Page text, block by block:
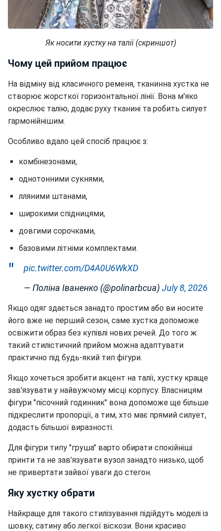
Як носити хустку на талії (скриншот)
Чому цей прийом працює
На відміну від класичного ременя, тканинна хустка не
створює жорсткої горизонтальної лінії. Вона м'яко
окреслює талію, додає руху тканині та робить силует
гармонійнішим.
Особливо вдало цей спосіб працює з:
комбінезонами,
однотонними сукнями,
лляними штанами,
широкими спідницями,
довгими сорочками,
базовими літніми комплектами.
pic.twitter.com/D4A0U6WkXD
— Поліна Іваненко (@polinarbcua) July 8, 2026
Якщо одяг здається занадто простим або ви носите
його вже не перший сезон, саме хустка допоможе
освіжити образ без купівлі нових речей. До того ж
такий стилістичний прийом можна адаптувати
практично під будь-який тип фігури.
Якщо хочеться зробити акцент на талії, хустку краще
зав'язувати у найвужчому місці корпусу. Власницям
фігури "пісочний годинник" вона допоможе ще більше
підкреслити пропорції, а тим, хто має прямий силует,
додасть більшої виразності.
Для фігури типу "груша" варто обирати спокійніші
принти та не зав’язувати вузол занадто низько, щоб
не привертати зайвої уваги до стегон.
Яку хустку обрати
Найкраще для такого стилізування підійдуть моделі із
шовку, сатину або легкої віскози. Вони красиво